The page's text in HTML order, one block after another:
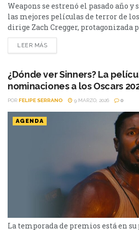
Weapons se estrenó el pasado año y
las mejores películas de terror de
dirige Zach Cregger, protagonizada
Brolin, Amy Madigan, entre otros. La
desaparición cuenta la historia de
alumnos de...
LEER MÁS
¿Dónde ver Sinners? La
nominaciones a los Oscars
POR FELIPE SERRANO 9 MARZO, 2026 0
AGENDA
La temporada de premios está en